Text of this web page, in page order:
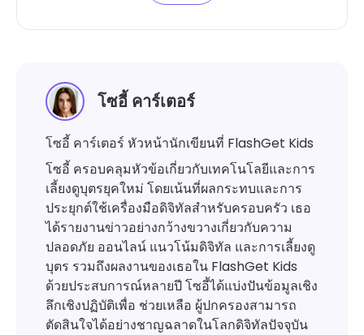
โซอี้ คาร์เตอร์
โซอี้ คาร์เตอร์ หัวหน้านักเขียนที่ FlashGet Kids
โซอี้ ครอบคลุมหัวข้อเกี่ยวกับเทคโนโลยีและการ
เลี้ยงดูบุตรยุคใหม่ โดยเน้นที่ผลกระทบและการ
ประยุกต์ใช้เครื่องมือดิจิทัลสำหรับครอบครัว เธอ
ได้รายงานข่าวอย่างกว้างขวางเกี่ยวกับความ
ปลอดภัย ออนไลน์ แนวโน้มดิจิทัล และการเลี้ยงดู
บุตร รวมถึงผลงานของเธอใน FlashGet Kids
ด้วยประสบการณ์หลายปี โซอี้ได้แบ่งปันข้อมูลเชิง
ลึกเชิงปฏิบัติเพื่อ ช่วยเหลือ ผู้ปกครองสามารถ
ตัดสินใจได้อย่างชาญฉลาดในโลกดิจิทัลปัจจุบัน